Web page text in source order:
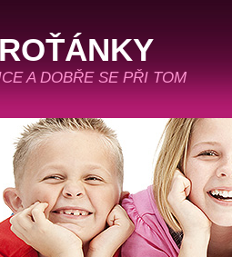
A DOBŘE SE PŘI TOM